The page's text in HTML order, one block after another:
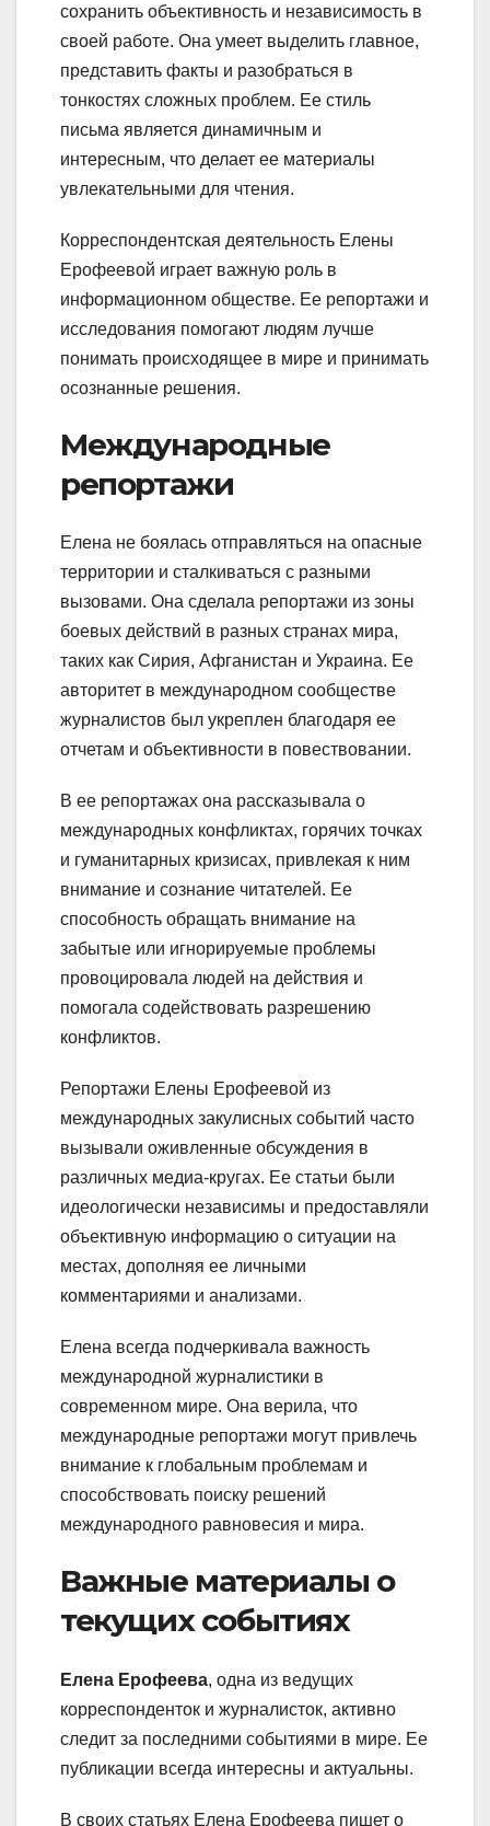
сохранить объективность и независимость в
своей работе. Она умеет выделить главное,
представить факты и разобраться в
тонкостях сложных проблем. Ее стиль
письма является динамичным и
интересным, что делает ее материалы
увлекательными для чтения.
Корреспондентская деятельность Елены
Ерофеевой играет важную роль в
информационном обществе. Ее репортажи и
исследования помогают людям лучше
понимать происходящее в мире и принимать
осознанные решения.
Международные
репортажи
Елена не боялась отправляться на опасные
территории и сталкиваться с разными
вызовами. Она сделала репортажи из зоны
боевых действий в разных странах мира,
таких как Сирия, Афганистан и Украина. Ее
авторитет в международном сообществе
журналистов был укреплен благодаря ее
отчетам и объективности в повествовании.
В ее репортажах она рассказывала о
международных конфликтах, горячих точках
и гуманитарных кризисах, привлекая к ним
внимание и сознание читателей. Ее
способность обращать внимание на
забытые или игнорируемые проблемы
провоцировала людей на действия и
помогала содействовать разрешению
конфликтов.
Репортажи Елены Ерофеевой из
международных закулисных событий часто
вызывали оживленные обсуждения в
различных медиа-кругах. Ее статьи были
идеологически независимы и предоставляли
объективную информацию о ситуации на
местах, дополняя ее личными
комментариями и анализами.
Елена всегда подчеркивала важность
международной журналистики в
современном мире. Она верила, что
международные репортажи могут привлечь
внимание к глобальным проблемам и
способствовать поиску решений
международного равновесия и мира.
Важные материалы о
текущих событиях
Елена Ерофеева, одна из ведущих
корреспонденток и журналисток, активно
следит за последними событиями в мире. Ее
публикации всегда интересны и актуальны.
В своих статьях Елена Ерофеева пишет о